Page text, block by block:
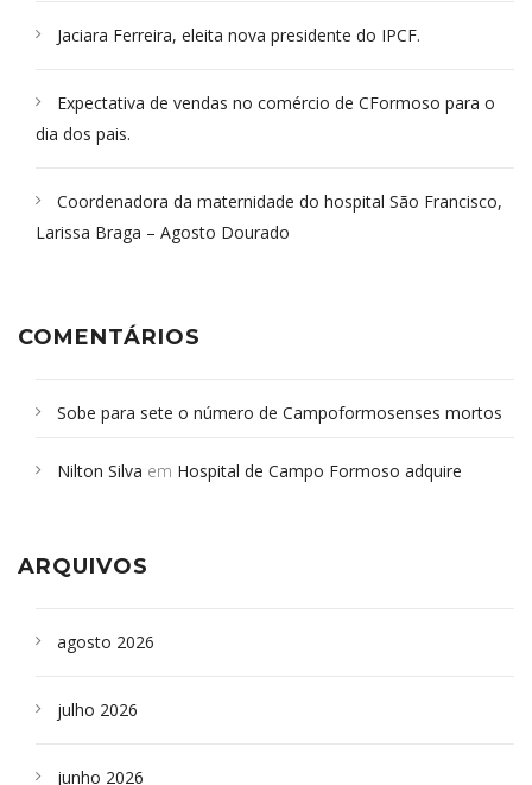
Jaciara Ferreira, eleita nova presidente do IPCF.
Expectativa de vendas no comércio de CFormoso para o
dia dos pais.
Coordenadora da maternidade do hospital São Francisco,
Larissa Braga – Agosto Dourado
COMENTÁRIOS
Sobe para sete o número de Campoformosenses mortos
Campoformosenses que morreram em desabamentos são
Nilton Silva em Hospital de Campo Formoso adquire
ARQUIVOS
agosto 2026
julho 2026
junho 2026